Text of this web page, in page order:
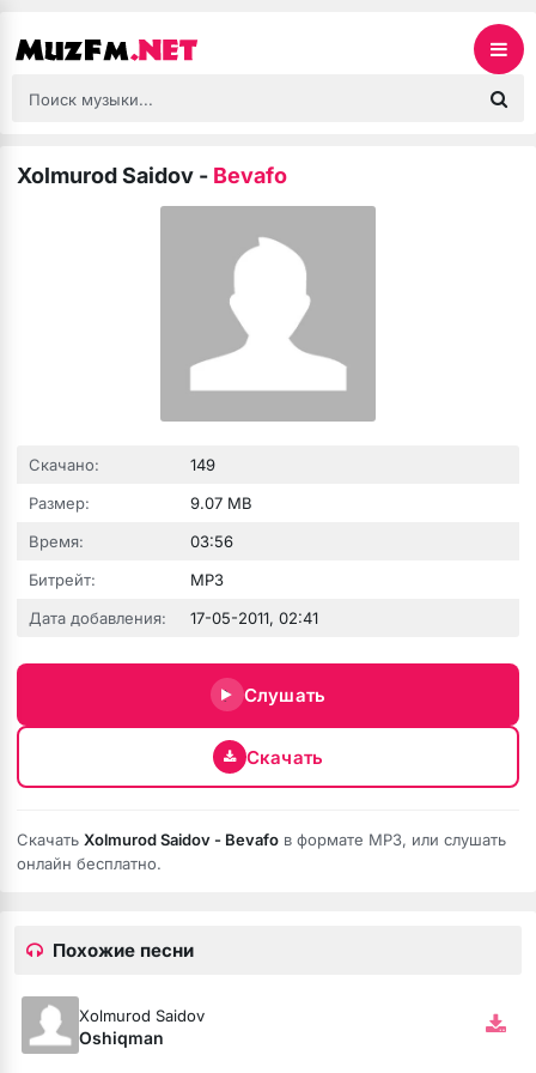
Xolmurod Saidov - Bevafo
Скачано:
149
Размер:
9.07 MB
Время:
03:56
Битрейт:
MP3
Дата добавления:
17-05-2011, 02:41
Слушать
Скачать
Скачать Xolmurod Saidov - Bevafo в формате MP3, или слушать
онлайн бесплатно.
Похожие песни
Xolmurod Saidov
Oshiqman